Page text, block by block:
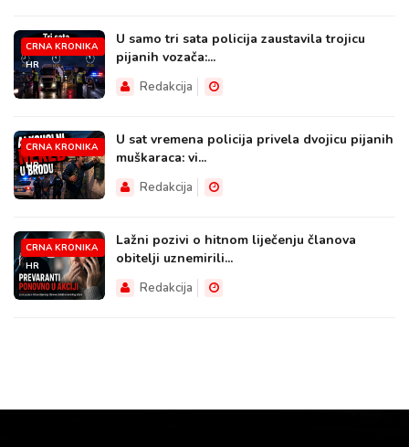
CRNA KRONIKA
HR
U samo tri sata policija zaustavila trojicu
pijanih vozača:...
Redakcija
CRNA KRONIKA
HR
U sat vremena policija privela dvojicu pijanih
muškaraca: vi...
Redakcija
CRNA KRONIKA
HR
Lažni pozivi o hitnom liječenju članova
obitelji uznemirili...
Redakcija